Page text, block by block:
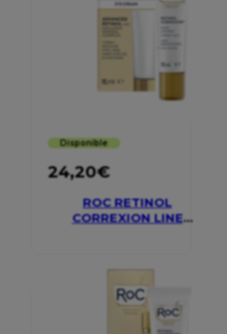
Disponible
24,20€
ROC RETINOL
CORREXION LINE